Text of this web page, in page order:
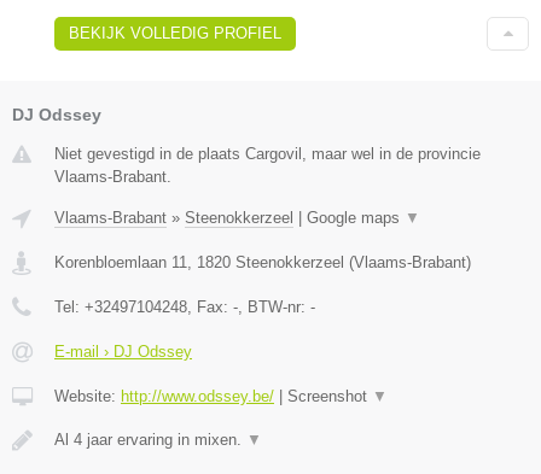
BEKIJK VOLLEDIG PROFIEL
DJ Odssey
Niet gevestigd in de plaats Cargovil, maar wel in de provincie
Vlaams-Brabant.
Vlaams-Brabant » Steenokkerzeel Google maps ▼
Korenbloemlaan 11, 1820 Steenokkerzeel (Vlaams-Brabant)
Tel: +32497104248, Fax: -, BTW-nr: -
E-mail › DJ Odssey
Website: http://www.odssey.be/ Screenshot ▼
Al 4 jaar ervaring in mixen. ▼